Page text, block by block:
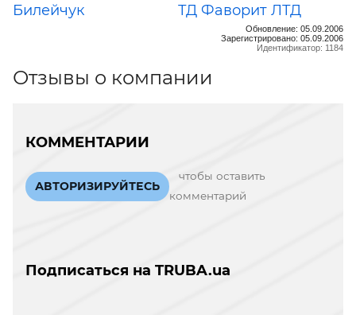
Билейчук
ТД Фаворит ЛТД
Обновление: 05.09.2006
Зарегистрировано: 05.09.2006
Идентификатор: 1184
Отзывы о компании
КОММЕНТАРИИ
АВТОРИЗИРУЙТЕСЬ
чтобы оставить
комментарий
Подписаться на TRUBA.ua